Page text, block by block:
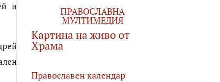
и
ПРАВОСЛАВНА
МУЛТИМЕДИЯ
Картина на живо от
Храма
Православен календар